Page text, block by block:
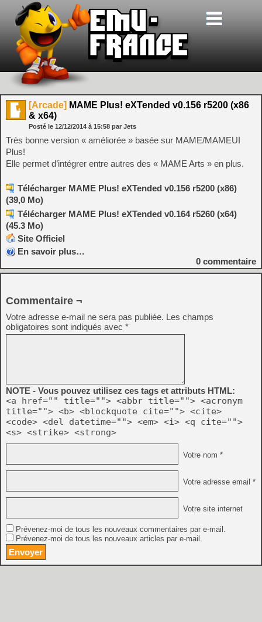
[Arcade] MAME Plus! eXTended v0.156 r5200 (x86
& x64)
Posté le 12/12/2014 à 15:58 par Jets
Très bonne version « améliorée » basée sur MAME/MAMEUI
Plus!
Elle permet d’intégrer entre autres des « MAME Arts » en plus.
Télécharger MAME Plus! eXTended v0.156 r5200 (x86)
(39,0 Mo)
Télécharger MAME Plus! eXTended v0.164 r5260 (x64)
(45.3 Mo)
Site Officiel
En savoir plus…
0 commentaire
Commentaire ¬
Votre adresse e-mail ne sera pas publiée. Les champs
obligatoires sont indiqués avec *
NOTE - Vous pouvez utilisez ces tags et attributs HTML:
<a href="" title=""> <abbr title=""> <acronym
title=""> <b> <blockquote cite=""> <cite>
<code> <del datetime=""> <em> <i> <q cite="">
<s> <strike> <strong>
Votre nom *
Votre adresse email *
Votre site internet
Prévenez-moi de tous les nouveaux commentaires par e-mail.
Prévenez-moi de tous les nouveaux articles par e-mail.